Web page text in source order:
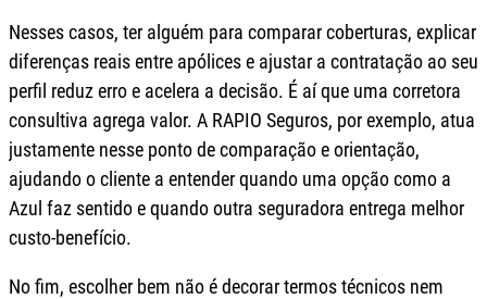
Nesses casos, ter alguém para comparar coberturas, explicar
diferenças reais entre apólices e ajustar a contratação ao seu
perfil reduz erro e acelera a decisão. É aí que uma corretora
consultiva agrega valor. A RAPIO Seguros, por exemplo, atua
justamente nesse ponto de comparação e orientação,
ajudando o cliente a entender quando uma opção como a
Azul faz sentido e quando outra seguradora entrega melhor
custo-benefício.
No fim, escolher bem não é decorar termos técnicos nem